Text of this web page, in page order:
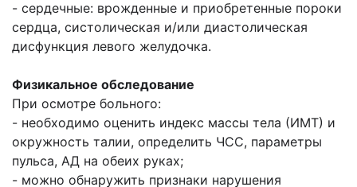
- сердечные: врожденные и приобретенные пороки
сердца, систолическая и/или диастолическая
дисфункция левого желудочка.
Физикальное обследование
При осмотре больного:
- необходимо оценить индекс массы тела (ИМТ) и
окружность талии, определить ЧСС, параметры
пульса, АД на обеих руках;
- можно обнаружить признаки нарушения